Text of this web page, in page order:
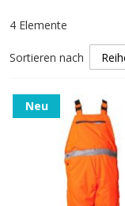
4 Elemente
Sortieren nach
Neu